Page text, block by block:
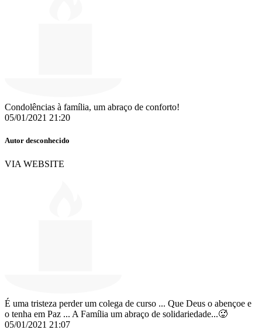
Condolências à família, um abraço de conforto!
05/01/2021 21:20
Autor desconhecido
VIA WEBSITE
É uma tristeza perder um colega de curso ... Que Deus o abençoe e
o tenha em Paz ... A Família um abraço de solidariedade...🥵
05/01/2021 21:07